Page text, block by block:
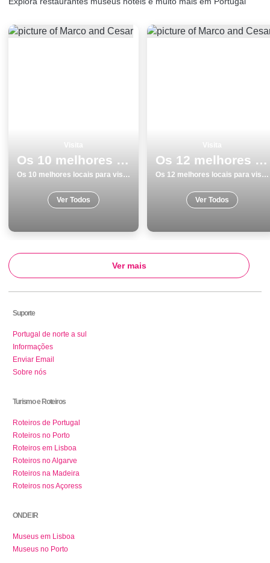
Os 10 melhores locais para visitar em Ilha de SÃ£o Miguel
Os 10 melhores locais para visitar em Ilha de SÃ£o Miguel
Ver Todos
Os 12 melhores locais para visitar em Ãvora
Os 12 melhores locais para visitar em Ãvora
Ver Todos
Ver mais
Suporte
Portugal de norte a sul
Informações
Enviar Email
Sobre nós
Turismo e Roteiros
Roteiros de Portugal
Roteiros no Porto
Roteiros em Lisboa
Roteiros no Algarve
Roteiros na Madeira
Roteiros nos Açoress
ONDE IR
Museus em Lisboa
Museus no Porto